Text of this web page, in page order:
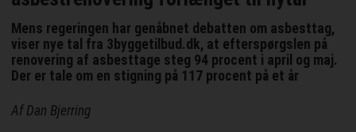
Mens regeringen har genåbnet debatten om asbesttag,
viser nye tal fra 3byggetilbud.dk, at efterspørgslen på
renovering af asbesttage steg 94 procent i april og maj.
Der er tale om en stigning på 117 procent på et år
Af Dan Bjerring